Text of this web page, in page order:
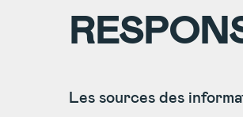
Les sources des